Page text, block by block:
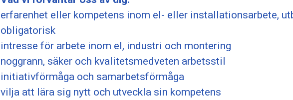
erfarenhet eller kompetens inom el- eller installationsarbete,
obligatorisk
intresse för arbete inom el, industri och montering
noggrann, säker och kvalitetsmedveten arbetsstil
initiativförmåga och samarbetsförmåga
vilja att lära sig nytt och utveckla sin kompetens